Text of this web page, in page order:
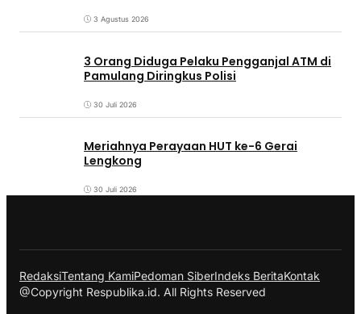
3 Agustus 2026
3 Orang Diduga Pelaku Pengganjal ATM di
Pamulang Diringkus Polisi
30 Juli 2026
Meriahnya Perayaan HUT ke-6 Gerai
Lengkong
30 Juli 2026
RedaksiTentang KamiPedoman SiberIndeks BeritaKontak
@Copyright Respublika.id. All Rights Reserved